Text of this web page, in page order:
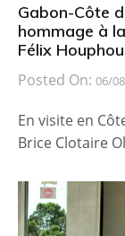
Gabon-Côte
hommage à
Félix
Posted On: 06/
En visite en
Brice Clotaire